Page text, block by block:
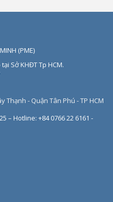
(PME)
Sở KHĐT Tp HCM.
Thạnh - Quận Tân Phú - TP HCM
– Hotline: +84 0766 22 6161 -